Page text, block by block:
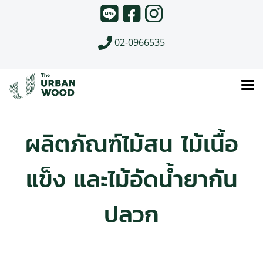
02-0966535
ผลิตภัณฑ์ไม้สน ไม้เนื้อ
แข็ง และไม้อัดน้ำยากัน
ปลวก